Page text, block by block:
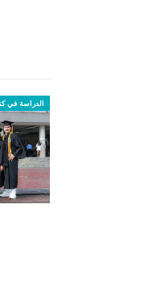
الدراسة في